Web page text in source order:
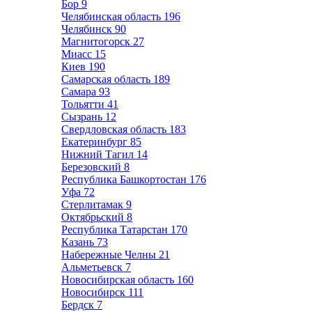
Бор 9
Челябинская область 196
Челябинск 90
Магнитогорск 27
Миасс 15
Киев 190
Самарская область 189
Самара 93
Тольятти 41
Сызрань 12
Свердловская область 183
Екатеринбург 85
Нижний Тагил 14
Березовский 8
Республика Башкортостан 176
Уфа 72
Стерлитамак 9
Октябрьский 8
Республика Татарстан 170
Казань 73
Набережные Челны 21
Альметьевск 7
Новосибирская область 160
Новосибирск 111
Бердск 7